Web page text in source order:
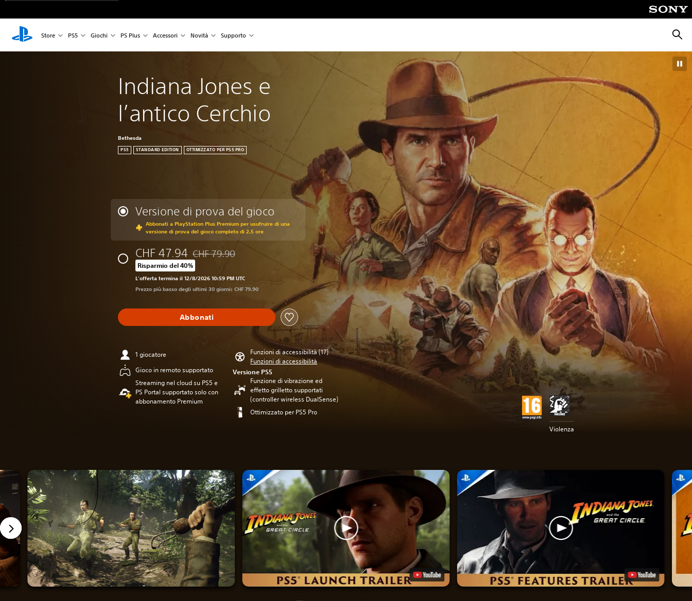
Store PS5 Giochi PS Plus Accessori Novità Supporto
Indiana Jones e
l’antico Cerchio
Bethesda
PS5 STANDARD EDITION OTTIMIZZATO PER PS5 PRO
Versione di prova del gioco
Abbonati a PlayStation Plus Premium per usufruire di una
versione di prova del gioco completo di 2.5 ore
CHF 47.94 Scontato dal prezzo originale di CHF 79.90
CHF 79.90
Risparmio del 40%
L'offerta termina il 12/8/2026 10:59 PM UTC
Prezzo più basso degli ultimi 30 giorni: CHF 79.90
Abbonati
1 giocatore
Gioco in remoto supportato
Streaming nel cloud su PS5 e
PS Portal supportato solo con
abbonamento Premium
Funzioni di accessibilità (17)
Funzioni di accessibilità
Versione PS5
Funzione di vibrazione ed
effetto grilletto supportati
(controller wireless DualSense)
Ottimizzato per PS5 Pro
Violenza